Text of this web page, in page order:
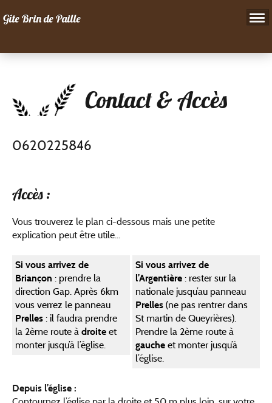
Gîte Brin de Paille
Tarifs & Réservations
Evénements
Contact & Accès
0620225846
Accès :
Vous trouverez le plan ci-dessous mais une petite
explication peut être utile...
Si vous arrivez de
Briançon : prendre la
direction Gap. Après 6km
vous verrez le panneau
Prelles : il faudra prendre
la 2ème route à droite et
monter jusqu’à l’église.
Si vous arrivez de
l’Argentière : rester sur la
nationale jusqu’au panneau
Prelles (ne pas rentrer dans
St martin de Queyrières).
Prendre la 2ème route à
gauche et monter jusqu’à
l’église.
Depuis l’église :